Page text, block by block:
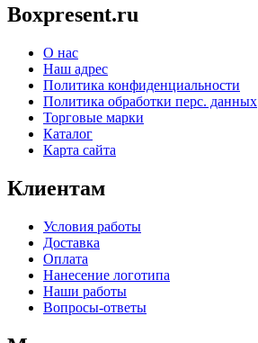
Boxpresent.ru
О нас
Наш адрес
Политика конфиденциальности
Политика обработки перс. данных
Торговые марки
Каталог
Карта сайта
Клиентам
Условия работы
Доставка
Оплата
Нанесение логотипа
Наши работы
Вопросы-ответы